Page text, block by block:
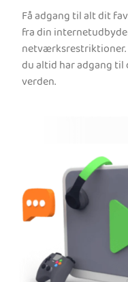
Få adgang til alt dit
fra din
netværksrestriktioner.
du altid har adgang til
verden.